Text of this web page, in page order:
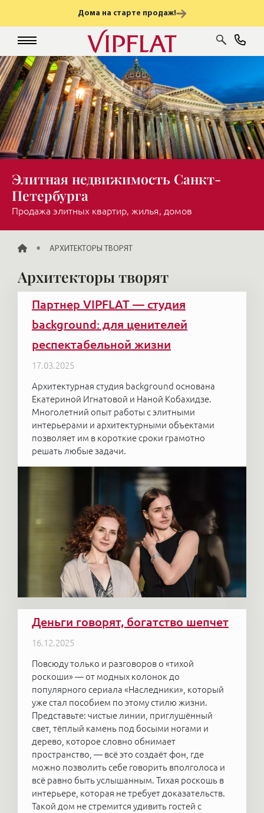
Дома на старте продаж!
Элитная недвижимость Санкт-
Петербурга
Продажа элитных квартир, жилья, домов
ГЛАВНАЯАРХИТЕКТОРЫ ТВОРЯТ
Архитекторы творят
Партнер VIPFLAT — студия
background: для ценителей
респектабельной жизни
17.03.2025
Архитектурная студия background основана
Екатериной Игнатовой и Наной Кобахидзе.
Многолетний опыт работы с элитными
интерьерами и архитектурными объектами
позволяет им в короткие сроки грамотно
решать любые задачи.
Деньги говорят, богатство шепчет
16.12.2025
Повсюду только и разговоров о «тихой
роскоши» — от модных колонок до
популярного сериала «Наследники», который
уже стал пособием по этому стилю жизни.
Представьте: чистые линии, приглушённый
свет, тёплый камень под босыми ногами и
дерево, которое словно обнимает
пространство, — всё это создаёт фон, где
можно позволить себе говорить вполголоса и
всё равно быть услышанным. Тихая роскошь в
интерьере, которая не требует доказательств.
Такой дом не стремится удивить гостей с